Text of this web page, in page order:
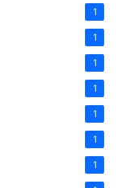
1
1
1
1
1
1
1